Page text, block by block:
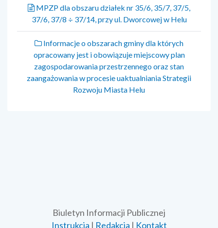
MPZP dla obszaru działek nr 35/6, 35/7, 37/5,
37/6, 37/8 ÷ 37/14, przy ul. Dworcowej w Helu
Informacje o obszarach gminy dla których
opracowany jest i obowiązuje miejscowy plan
zagospodarowania przestrzennego oraz stan
zaangażowania w procesie uaktualniania Strategii
Rozwoju Miasta Helu
Biuletyn Informacji Publicznej
Instrukcja | Redakcja | Kontakt